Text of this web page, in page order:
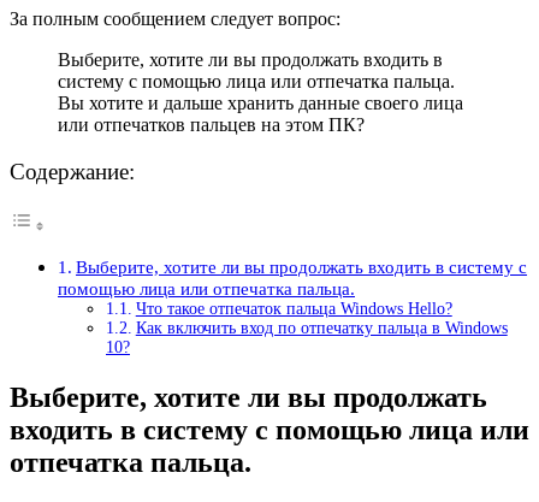
За полным сообщением следует вопрос:
Выберите, хотите ли вы продолжать входить в
систему с помощью лица или отпечатка пальца.
Вы хотите и дальше хранить данные своего лица
или отпечатков пальцев на этом ПК?
Содержание:
Выберите, хотите ли вы продолжать входить в систему с
помощью лица или отпечатка пальца.
Что такое отпечаток пальца Windows Hello?
Как включить вход по отпечатку пальца в Windows
10?
Выберите, хотите ли вы продолжать
входить в систему с помощью лица или
отпечатка пальца.